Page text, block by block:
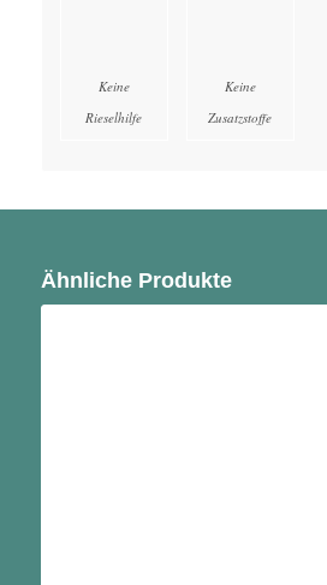
Keine
Rieselhilfe
Keine
Zusatzstoffe
Ähnliche Produkte